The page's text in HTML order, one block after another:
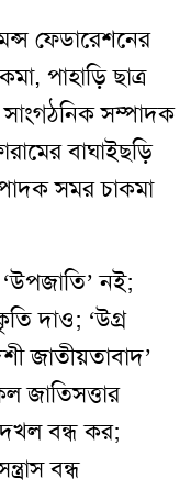
ফেডারেশনের
পাহাড়ি ছাত্র
সাংগঠনিক সম্পাদক
বাঘাইছড়ি
সমর চাকমা
‘উপজাতি’ নই;
দাও; ‘উগ্র
জাতীয়তাবাদ’
জাতিসত্তার
বন্ধ কর;
বন্ধ